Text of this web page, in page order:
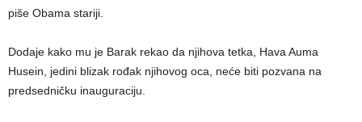
piše Obama stariji.
Dodaje kako mu je Barak rekao da njihova tetka, Hava Auma
Husein, jedini blizak rođak njihovog oca, neće biti pozvana na
predsedničku inauguraciju.